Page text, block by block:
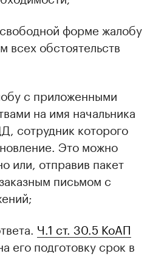
форме жалобу
всех обстоятельств
с приложенными
на имя начальника
сотрудник которого
Это можно
или, отправив пакет
письмом с
Ч.1 ст. 30.5 КоАП
его подготовку срок в